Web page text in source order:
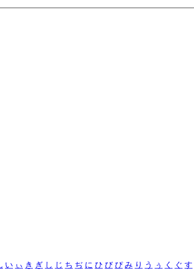
い ぃ き ぎ し じ ち ぢ に ひ び ぴ み り う ぅ く ぐ す